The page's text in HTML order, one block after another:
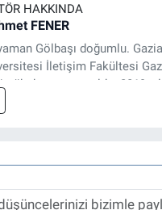
HAKKINDA
FENER
Gölbaşı doğumlu.
İletişim Fakültesi
mezun oldu. 2019
gazetecilik mesleğinde,
Haber Editörü' olarak